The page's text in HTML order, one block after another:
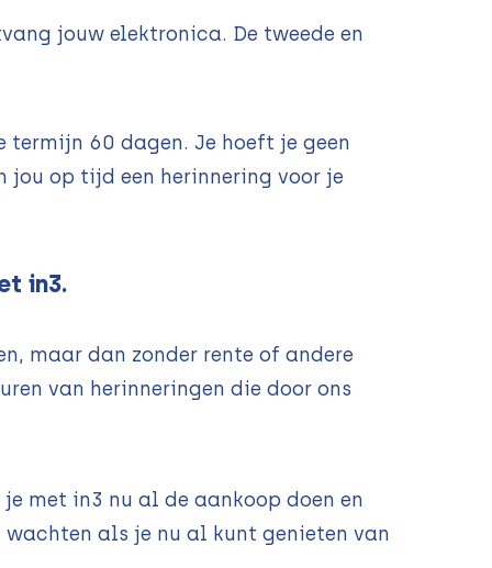
jouw elektronica. De tweede en
termijn 60 dagen. Je hoeft je geen
jou op tijd een herinnering voor je
in3.
maar dan zonder rente of andere
van herinneringen die door ons
met in3 nu al de aankoop doen en
als je nu al kunt genieten van